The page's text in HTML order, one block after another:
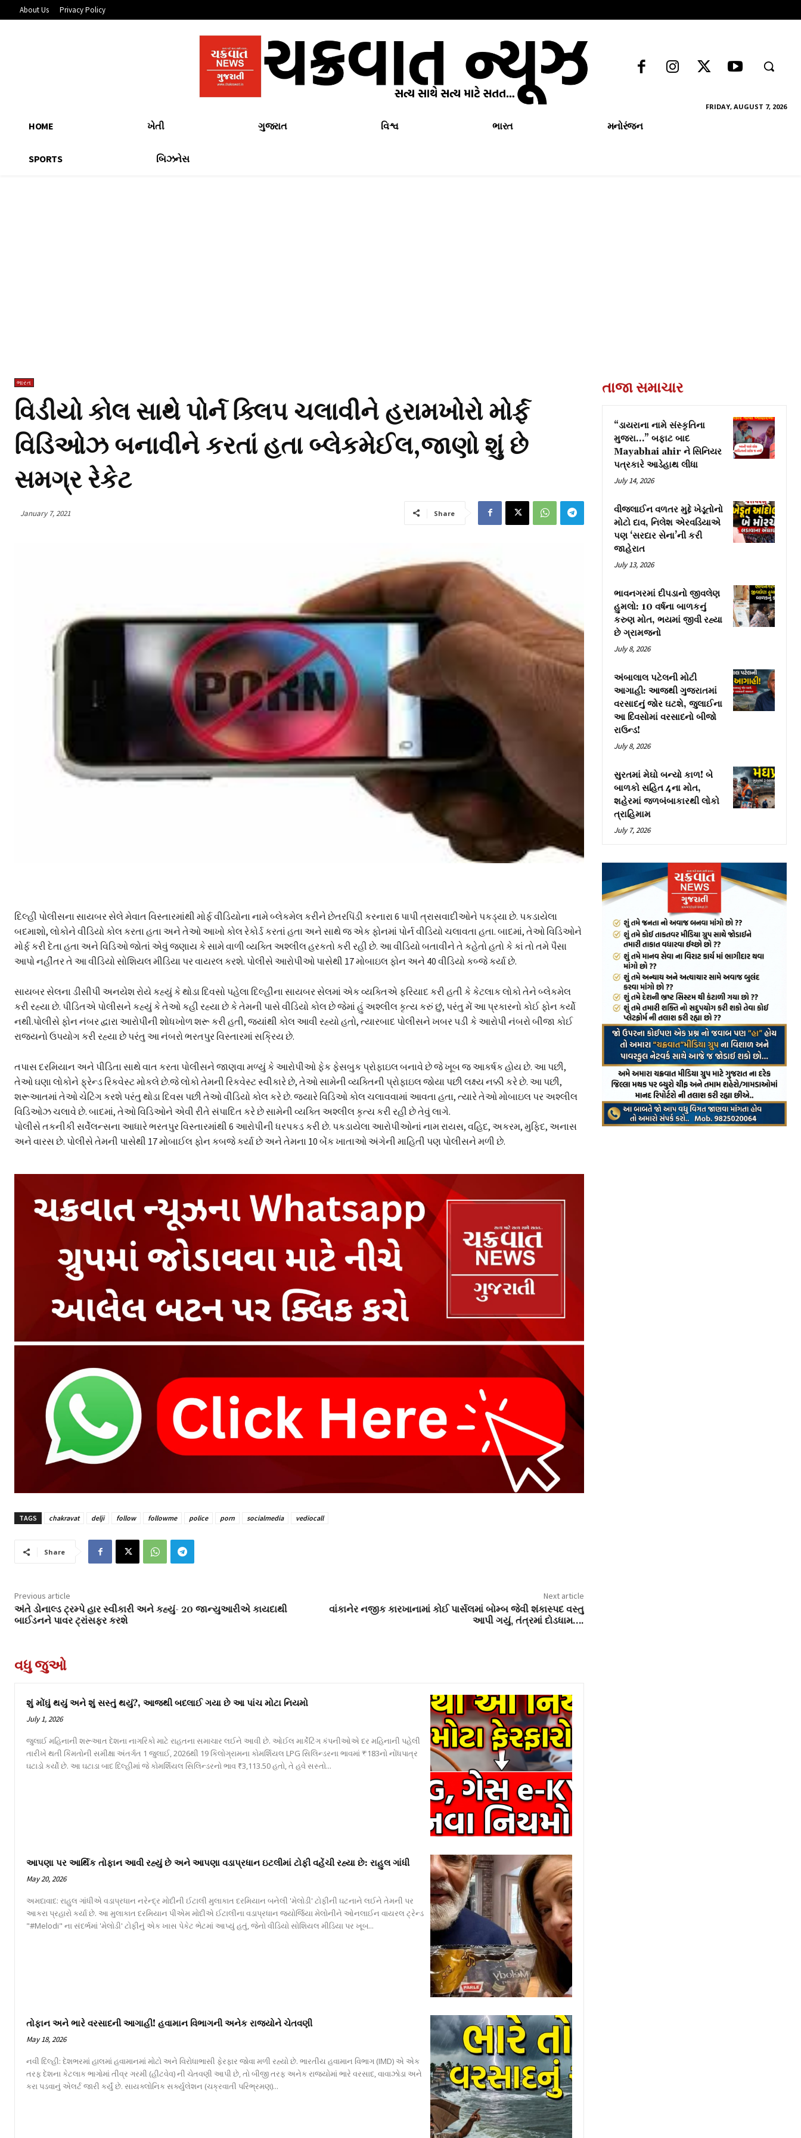
About Us Privacy Policy
FRIDAY, AUGUST 7, 2026
HOME ખેતી ગુજરાત વિશ્વ ભારત મનોરંજન
SPORTS બિઝનેસ
ભારત
વિડીયો કોલ સાથે પોર્ન ક્લિપ ચલાવીને હરામખોરો મોર્ફ
વિડિઓઝ બનાવીને કરતાં હતા બ્લેકમેઈલ,જાણો શું છે
સમગ્ર રેકેટ
January 7, 2021 Share
દિલ્હી પોલીસના સાયબર સેલે મેવાત વિસ્તારમાંથી મોર્ફ વીડિયોના નામે બ્લેકમેલ કરીને છેતરપિંડી કરનારા 6 પાપી ત્રાસવાદીઓને પકડ્યા છે. પકડાયેલા
બદમાશો, લોકોને વીડિયો કોલ કરતા હતા અને તેઓ આખો કોલ રેકોર્ડ કરતાં હતા અને સાથે જ એક ફોનમાં પોર્ન વીડિયો ચલાવતા હતા. બાદમાં, તેઓ વિડિઓને
મોર્ફ કરી દેતા હતા અને વિડિઓ જોતાં એવું જણાય કે સામે વાળી વ્યક્તિ અશ્લીલ હરકતો કરી રહી છે. આ વીડિયો બતાવીને તે કહેતો હતો કે કાં તો તમે પૈસા
આપો નહીંતર તે આ વીડિયો સોશિયલ મીડિયા પર વાયરલ કરશે. પોલીસે આરોપીઓ પાસેથી 17 મોબાઇલ ફોન અને 40 વીડિયો કબ્જે કર્યા છે.
સાયબર સેલના ડીસીપી અનયેશ રોયે કહ્યું કે થોડા દિવસો પહેલા દિલ્હીના સાયબર સેલમાં એક વ્યક્તિએ ફરિયાદ કરી હતી કે કેટલાક લોકો તેને બ્લેકમેલ
કરી રહ્યા છે. પીડિતએ પોલીસને કહ્યું કે તેઓ કહી રહ્યા છે કે તેમની પાસે વીડિયો કોલ છે જેમાં હું અશ્લીલ કૃત્ય કરું છું, પરંતુ મેં આ પ્રકારનો કોઈ ફોન કર્યો
નથી.પોલીસે ફોન નંબર દ્વારા આરોપીની શોધખોળ શરૂ કરી હતી, જ્યાંથી કોલ આવી રહ્યો હતો, ત્યારબાદ પોલીસને ખબર પડી કે આરોપી નંબરો બીજા કોઈ
રાજ્યનો ઉપયોગ કરી રહ્યા છે પરંતુ આ નંબરો ભરતપુર વિસ્તારમાં સક્રિય છે.
તપાસ દરમિયાન અને પીડિતા સાથે વાત કરતા પોલીસને જાણવા મળ્યું કે આરોપીઓ ફેક ફેસબુક પ્રોફાઇલ બનાવે છે જે ખૂબ જ આકર્ષક હોય છે. આ પછી,
તેઓ ઘણા લોકોને ફ્રેન્ડ રિકવેસ્ટ મોકલે છે.જે લોકો તેમની રિકવેસ્ટ સ્વીકારે છે, તેઓ સામેની વ્યક્તિની પ્રોફાઇલ જોયા પછી લક્ષ્ય નક્કી કરે છે. આ પછી,
શરૂઆતમાં તેઓ ચેટિંગ કરશે પરંતુ થોડા દિવસ પછી તેઓ વીડિયો કોલ કરે છે. જ્યારે વિડિઓ કોલ ચલાવવામાં આવતા હતા, ત્યારે તેઓ મોબાઇલ પર અશ્લીલ
વિડિઓઝ ચલાવે છે. બાદમાં, તેઓ વિડિઓને એવી રીતે સંપાદિત કરે છે સામેની વ્યક્તિ અશ્લીલ કૃત્ય કરી રહી છે તેવું લાગે.
પોલીસે તકનીકી સર્વેલન્સના આધારે ભરતપુર વિસ્તારમાંથી 6 આરોપીની ધરપકડ કરી છે. પકડાયેલા આરોપીઓનાં નામ રાયસ, વહિદ, અકરમ, મુફિદ, અનાસ
અને વારસ છે. પોલીસે તેમની પાસેથી 17 મોબાઈલ ફોન કબજે કર્યા છે અને તેમના 10 બેંક ખાતાઓ અંગેની માહિતી પણ પોલીસને મળી છે.
TAGS chakravat delji follow followme police porn socialmedia vediocall
Share
Previous article
અંતે ડોનાલ્ડ ટ્રમ્પે હાર સ્વીકારી અને કહ્યું- 20 જાન્યુઆરીએ કાયદાથી
બાઈડનને પાવર ટ્રાંસફર કરશે
Next article
વાંકાનેર નજીક કારખાનામાં કોઈ પાર્સલમાં બોમ્બ જેવી શંકાસ્પદ વસ્તુ
આપી ગયું, તંત્રમાં દોડધામ….
વધુ જુઓ
શું મોંઘું થયું અને શું સસ્તું થયું?, આજથી બદલાઈ ગયા છે આ પાંચ મોટા નિયમો
July 1, 2026
જુલાઈ મહિનાની શરૂઆત દેશના નાગરિકો માટે રાહતના સમાચાર લઈને આવી છે. ઓઈલ માર્કેટિંગ કંપનીઓએ દર મહિનાની પહેલી
તારીખે થતી કિંમતોની સમીક્ષા અંતર્ગત 1 જુલાઈ, 2026થી 19 કિલોગ્રામના કોમર્શિયલ LPG સિલિન્ડરના ભાવમાં ₹183નો નોંધપાત્ર
ઘટાડો કર્યો છે. આ ઘટાડા બાદ દિલ્હીમાં જે કોમર્શિયલ સિલિન્ડરનો ભાવ ₹3,113.50 હતો, તે હવે સસ્તો...
આપણા પર આર્થિક તોફાન આવી રહ્યું છે અને આપણા વડાપ્રધાન ઇટલીમાં ટોફી વહેંચી રહ્યા છે: રાહુલ ગાંધી
May 20, 2026
અમદાવાદ: રાહુલ ગાંધીએ વડાપ્રધાન નરેન્દ્ર મોદીની ઈટાલી મુલાકાત દરમિયાન બનેલી 'મેલોડી' ટોફીની ઘટનાને લઈને તેમની પર
આકરા પ્રહારો કર્યા છે. આ મુલાકાત દરમિયાન પીએમ મોદીએ ઈટાલીના વડાપ્રધાન જ્યોર્જિયા મેલોનીને ઓનલાઈન વાયરલ ટ્રેન્ડ
"#Melodi" ના સંદર્ભમાં 'મેલોડી' ટોફીનું એક ખાસ પેકેટ ભેટમાં આપ્યું હતું, જેનો વીડિયો સોશિયલ મીડિયા પર ખૂબ...
તોફાન અને ભારે વરસાદની આગાહી! હવામાન વિભાગની અનેક રાજ્યોને ચેતવણી
May 18, 2026
નવી દિલ્હી: દેશભરમાં હાલમાં હવામાનમાં મોટો અને વિરોધાભાસી ફેરફાર જોવા મળી રહ્યો છે. ભારતીય હવામાન વિભાગ (IMD) એ એક
તરફ દેશના કેટલાક ભાગોમાં તીવ્ર ગરમી (હીટવેવ) ની ચેતવણી આપી છે, તો બીજી તરફ અનેક રાજ્યોમાં ભારે વરસાદ, વાવાઝોડા અને
કરા પડવાનું એલર્ટ જારી કર્યું છે. સાયક્લોનિક સર્ક્યુલેશન (ચક્રવાતી પરિભ્રમણ)...
તાજા સમાચાર
“ડાયરાના નામે સંસ્કૃતિના
મુજરા…” બફાટ બાદ
Mayabhai ahir ને સિનિયર
પત્રકારે આડેહાથ લીધા
July 14, 2026
વીજલાઈન વળતર મુદ્દે ખેડૂતોનો
મોટો દાવ, નિલેશ એરવડિયાએ
પણ ‘સરદાર સેના’ની કરી
જાહેરાત
July 13, 2026
ભાવનગરમાં દીપડાનો જીવલેણ
હુમલો: 10 વર્ષના બાળકનું
કરુણ મોત, ભયમાં જીવી રહ્યા
છે ગ્રામજનો
July 8, 2026
અંબાલાલ પટેલની મોટી
આગાહી: આજથી ગુજરાતમાં
વરસાદનું જોર ઘટશે, જુલાઈના
આ દિવસોમાં વરસાદનો બીજો
રાઉન્ડ!
July 8, 2026
સુરતમાં મેઘો બન્યો કાળ! બે
બાળકો સહિત 4ના મોત,
શહેરમાં જળબંબાકારથી લોકો
ત્રાહિમામ
July 7, 2026